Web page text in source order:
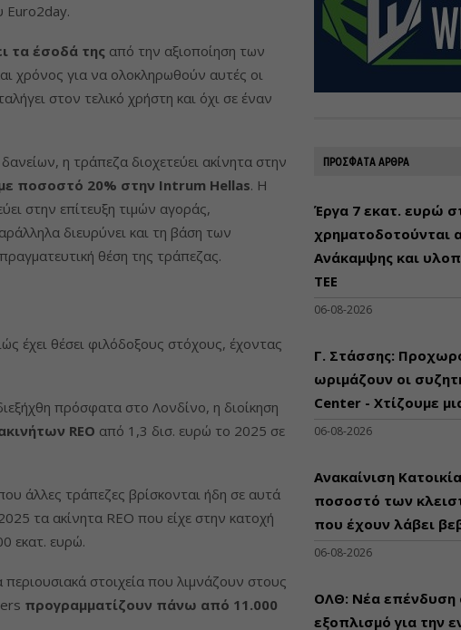
Euro2day.
τα έσοδά της από την αξιοποίηση των
χρόνος για να ολοκληρωθούν αυτές οι
στον τελικό χρήστη και όχι σε έναν
η τράπεζα διοχετεύει ακίνητα στην
ποσοστό 20% στην Intrum Hellas. Η
στην επίτευξη τιμών αγοράς,
διευρύνει και τη βάση των
θέση της τράπεζας.
έχει θέσει φιλόδοξους στόχους, έχοντας
πρόσφατα στο Λονδίνο, η διοίκηση
REO από 1,3 δισ. ευρώ το 2025 σε
άλλες τράπεζες βρίσκονται ήδη σε αυτά
τα ακίνητα REO που είχε στην κατοχή
εκατ. ευρώ.
στοιχεία που λιμνάζουν στους
προγραμματίζουν πάνω από 11.000
ΠΡΟΣΦΑΤΑ ΑΡΘΡΑ
Έργα 7 εκατ. ευρώ
χρηματοδοτούνται
Ανάκαμψης και
ΤΕΕ
06-08-2026
Γ. Στάσσης:
ωριμάζουν οι
Center - Χτίζουμε
06-08-2026
Ανακαίνιση
ποσοστό των
που έχουν λάβει
06-08-2026
ΟΛΘ: Νέα επένδυση
εξοπλισμό για την